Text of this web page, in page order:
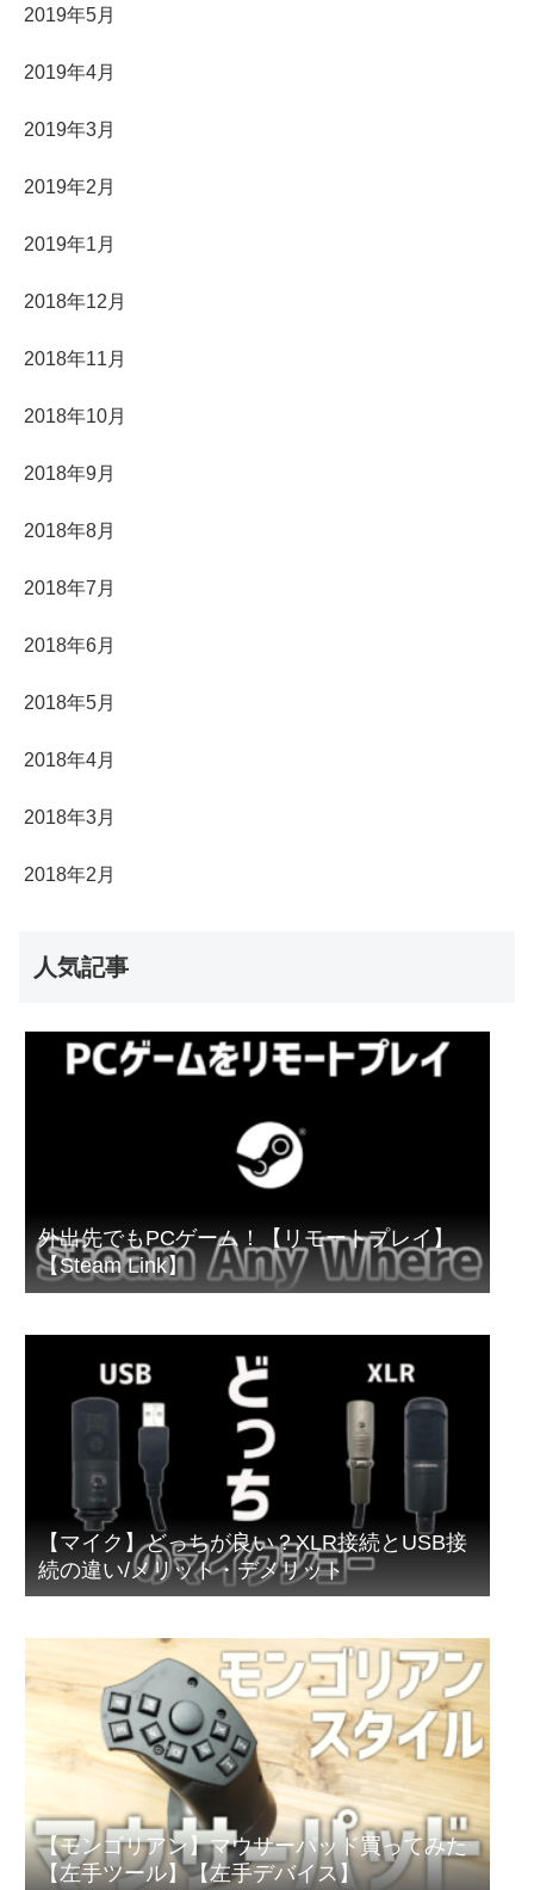
2019年5月
2019年4月
2019年3月
2019年2月
2019年1月
2018年12月
2018年11月
2018年10月
2018年9月
2018年8月
2018年7月
2018年6月
2018年5月
2018年4月
2018年3月
2018年2月
人気記事
外出先でもPCゲーム！【リモートプレイ】
【Steam Link】
【マイク】どっちが良い？XLR接続とUSB接
続の違い/メリット・デメリット
【モンゴリアン】マウサーパッド買ってみた
【左手ツール】【左手デバイス】